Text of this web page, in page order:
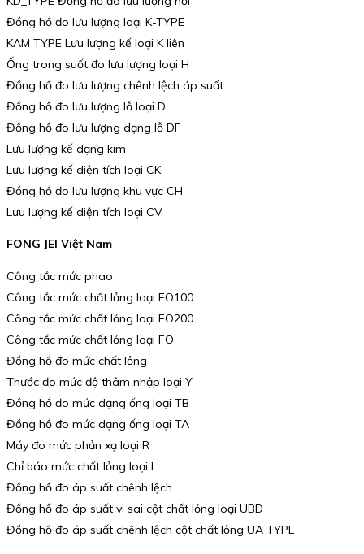
Đồng hồ đo lưu lượng loại K-TYPE
KAM TYPE Lưu lượng kế loại K liên
Ống trong suốt đo lưu lượng loại H
Đồng hồ đo lưu lượng chênh lệch áp suất
Đồng hồ đo lưu lượng lỗ loại D
Đồng hồ đo lưu lượng dạng lỗ DF
Lưu lượng kế dạng kim
Lưu lượng kế diện tích loại CK
Đồng hồ đo lưu lượng khu vực CH
Lưu lượng kế diện tích loại CV
FONG JEI Việt Nam
Công tắc mức phao
Công tắc mức chất lỏng loại FO100
Công tắc mức chất lỏng loại FO200
Công tắc mức chất lỏng loại FO
Đồng hồ đo mức chất lỏng
Thước đo mức độ thâm nhập loại Y
Đồng hồ đo mức dạng ống loại TB
Đồng hồ đo mức dạng ống loại TA
Máy đo mức phản xạ loại R
Chỉ báo mức chất lỏng loại L
Đồng hồ đo áp suất chênh lệch
Đồng hồ đo áp suất vi sai cột chất lỏng loại UBD
Đồng hồ đo áp suất chênh lệch cột chất lỏng UA TYPE